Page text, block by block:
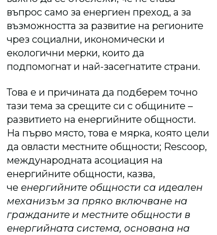
въпрос само за енергиен преход, а за
възможността за развитие на регионите
чрез социални, икономически и
екологични мерки, които да
подпомогнат и най-засегнатите страни.
Това е и причината да подберем точно
тази тема за срещите си с общините –
развитието на енергийните общности.
На първо място, това е мярка, която цели
да овласти местните общности; Rescoop,
международната асоциация на
енергийните общности, казва,
че енергийните общности са идеален
механизъм за пряко включване на
гражданите и местните общности в
енергийната система, основана на